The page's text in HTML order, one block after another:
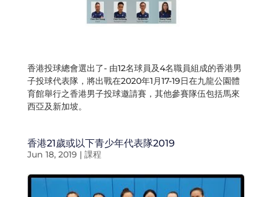
香港投球總會選出了- 由12名球員及4名職員組成的香港男
子投球代表隊，將出戰在2020年1月17-19日在九龍公園體
育館舉行之香港男子投球邀請賽，其他參賽隊伍包括馬來
西亞及新加坡。
香港21歲或以下青少年代表隊2019
Jun 18, 2019 | 課程